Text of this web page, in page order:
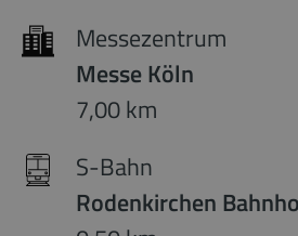
Messezentrum
Messe Köln
7,00 km
S-Bahn
Rodenkirchen